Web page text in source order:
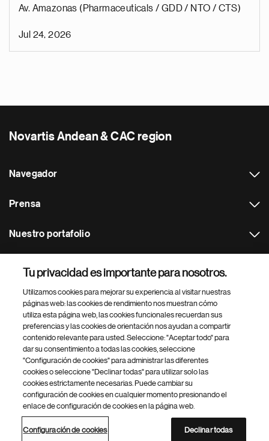
Av. Amazonas (Pharmaceuticals / GDD / NTO / CTS)
Jul 24, 2026
Novartis Andean & CAC region
Navegador
Prensa
Nuestro portafolio
Footer Site Search
inferior
del
© 2026 Novartis AG
Política de privacidad Términos de uso
Accesibilidad
Configuración de cookies
Mapa del sitio
Tu privacidad es importante para nosotros.
Utilizamos cookies para mejorar su experiencia al visitar nuestras
páginas web: las cookies de rendimiento nos muestran cómo
utiliza esta página web, las cookies funcionales recuerdan sus
preferencias y las cookies de orientación nos ayudan a compartir
contenido relevante para usted. Seleccione: "Aceptar todo" para
dar su consentimiento a todas las cookies, seleccione
"Configuración de cookies" para administrar las diferentes
cookies o seleccione "Declinar todas" para utilizar solo las
cookies estrictamente necesarias. Puede cambiar su
configuración de cookies en cualquier momento presionando el
enlace de configuración de cookies en la página web.
Configuración de cookies Declinar todas